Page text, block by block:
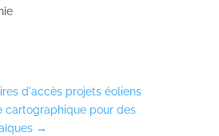
d'accès projets éoliens
cartographique pour des
→